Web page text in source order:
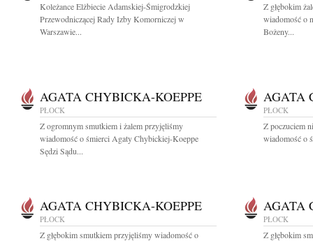
Koleżance Elżbiecie Adamskiej-Śmigrodzkiej
Przewodniczącej Rady Izby Komorniczej w
Warszawie...
Z głębokim
wiadomość o
Bożeny...
AGATA CHYBICKA-KOEPPE
PŁOCK
Z ogromnym smutkiem i żalem przyjęliśmy
wiadomość o śmierci Agaty Chybickiej-Koeppe
Sędzi Sądu...
AGATA
PŁOCK
Z poczuciem
wiadomość o
AGATA CHYBICKA-KOEPPE
PŁOCK
Z głębokim smutkiem przyjęliśmy wiadomość o
AGATA
PŁOCK
Z głębokim